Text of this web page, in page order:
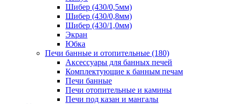
Шибер (430/0,5мм)
Шибер (430/0,8мм)
Шибер (430/1,0мм)
Экран
Юбка
Печи банные и отопительные (180)
Аксессуары для банных печей
Комплектующие к банным печам
Печи банные
Печи отопительные и камины
Печи под казан и мангалы